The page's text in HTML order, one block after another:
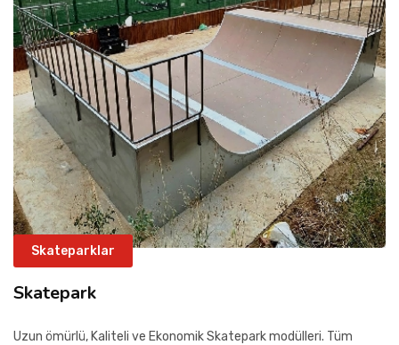
Skateparklar
Skatepark
Uzun ömürlü, Kaliteli ve Ekonomik Skatepark modülleri. Tüm